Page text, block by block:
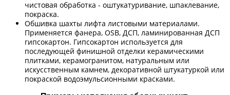
чистовая обработка - оштукатуривание, шпаклевание,
покраска.
Обшивка шахты лифта листовыми материалами.
Применяется фанера, OSB, ДСП, ламинированная ДСП
гипсокартон. Гипсокартон используется для
последующей финишной отделки керамическими
плитками, керамогранитом, натуральным или
искусственным камнем, декоративной штукатуркой или
покраской водоэмульсионными красками.